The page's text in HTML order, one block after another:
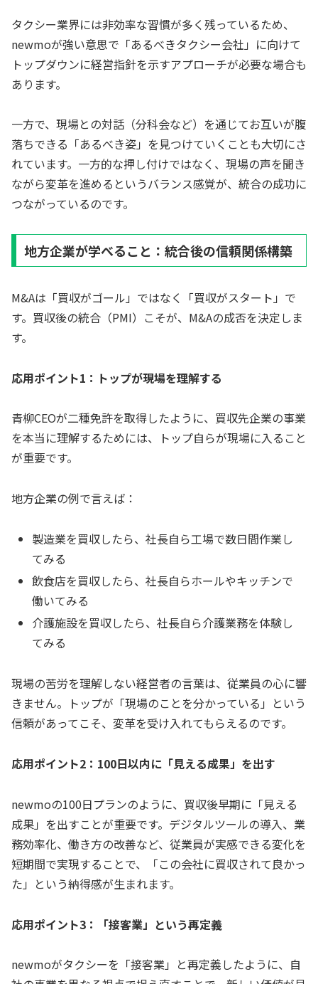
タクシー業界には非効率な習慣が多く残っているため、
newmoが強い意思で「あるべきタクシー会社」に向けて
トップダウンに経営指針を示すアプローチが必要な場合も
あります。
一方で、現場との対話（分科会など）を通じてお互いが腹
落ちできる「あるべき姿」を見つけていくことも大切にさ
れています。一方的な押し付けではなく、現場の声を聞き
ながら変革を進めるというバランス感覚が、統合の成功に
つながっているのです。
地方企業が学べること：統合後の信頼関係構築
M&Aは「買収がゴール」ではなく「買収がスタート」で
す。買収後の統合（PMI）こそが、M&Aの成否を決定しま
す。
応用ポイント1：トップが現場を理解する
青柳CEOが二種免許を取得したように、買収先企業の事業
を本当に理解するためには、トップ自らが現場に入ること
が重要です。
地方企業の例で言えば：
製造業を買収したら、社長自ら工場で数日間作業し
てみる
飲食店を買収したら、社長自らホールやキッチンで
働いてみる
介護施設を買収したら、社長自ら介護業務を体験し
てみる
現場の苦労を理解しない経営者の言葉は、従業員の心に響
きません。トップが「現場のことを分かっている」という
信頼があってこそ、変革を受け入れてもらえるのです。
応用ポイント2：100日以内に「見える成果」を出す
newmoの100日プランのように、買収後早期に「見える
成果」を出すことが重要です。デジタルツールの導入、業
務効率化、働き方の改善など、従業員が実感できる変化を
短期間で実現することで、「この会社に買収されて良かっ
た」という納得感が生まれます。
応用ポイント3：「接客業」という再定義
newmoがタクシーを「接客業」と再定義したように、自